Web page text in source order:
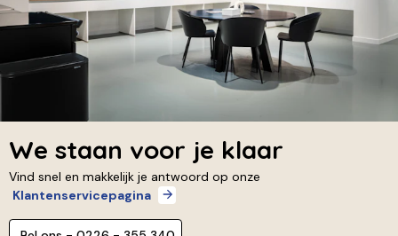
We staan voor je klaar
Vind snel en makkelijk je antwoord op onze
Klantenservicepagina